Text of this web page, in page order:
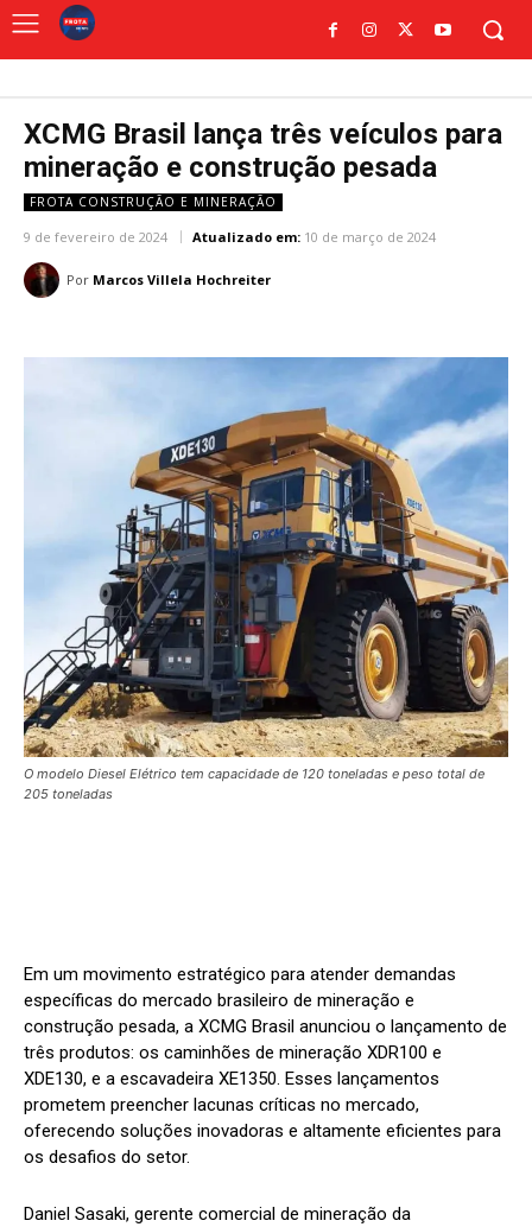
XCMG Brasil lança três veículos para
mineração e construção pesada
FROTA CONSTRUÇÃO E MINERAÇÃO
9 de fevereiro de 2024 Atualizado em: 10 de março de 2024
Por Marcos Villela Hochreiter
O modelo Diesel Elétrico tem capacidade de 120 toneladas e peso total de
205 toneladas
Em um movimento estratégico para atender demandas
específicas do mercado brasileiro de mineração e
construção pesada, a XCMG Brasil anunciou o lançamento de
três produtos: os caminhões de mineração XDR100 e
XDE130, e a escavadeira XE1350. Esses lançamentos
prometem preencher lacunas críticas no mercado,
oferecendo soluções inovadoras e altamente eficientes para
os desafios do setor.
Daniel Sasaki, gerente comercial de mineração da